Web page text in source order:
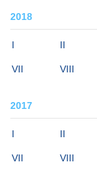
2018
I II
VII VIII
2017
I II
VII VIII